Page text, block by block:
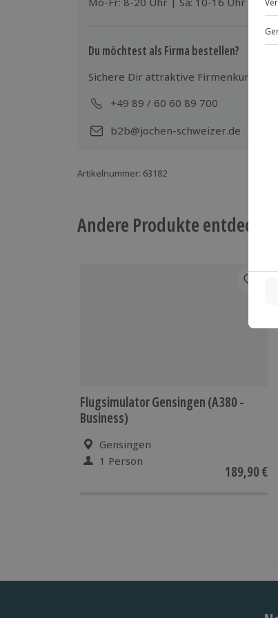
Du möchtest als Firma bestellen?
Sichere Dir attraktive Firmenkunden
+49 89 / 60 60 89 700
b2b@jochen-schweizer.de
Artikelnummer: 63182
Andere Produkte entdecken
Flugsimulator Gensingen (A380 -
Business)
Gensingen
1 Person
189,90 €